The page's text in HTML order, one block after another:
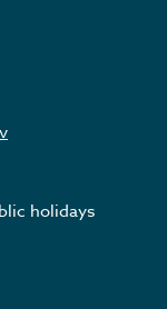
holidays